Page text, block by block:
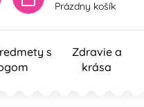
Prázdny košík
s
Zdravie a
krása